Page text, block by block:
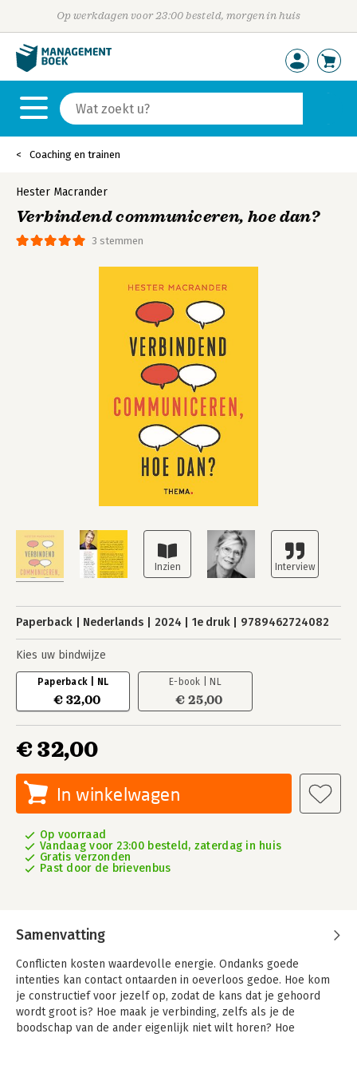
Op werkdagen voor 23:00 besteld, morgen in huis
Coaching en trainen
3 stemmen
Hester Macrander
Verbindend communiceren, hoe dan?
Paperback Nederlands 2024 1e druk 9789462724082
Kies uw bindwijze
Paperback | NL
€ 32,00
E-book | NL
€ 25,00
€ 32,00
In winkelwagen
Op voorraad
Vandaag voor 23:00 besteld, zaterdag in huis
Gratis verzonden
Past door de brievenbus
Samenvatting
Conflicten kosten waardevolle energie. Ondanks goede
intenties kan contact ontaarden in oeverloos gedoe. Hoe kom
je constructief voor jezelf op, zodat de kans dat je gehoord
wordt groot is? Hoe maak je verbinding, zelfs als je de
boodschap van de ander eigenlijk niet wilt horen? Hoe